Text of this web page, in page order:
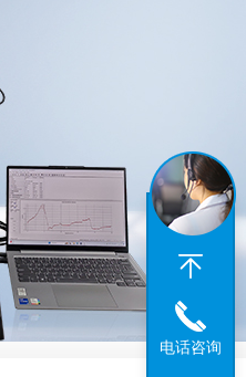
电话咨询